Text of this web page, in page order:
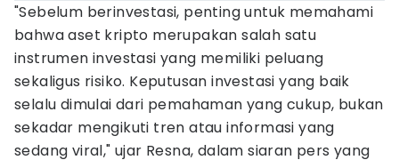
"Sebelum berinvestasi, penting untuk memahami
bahwa aset kripto merupakan salah satu
instrumen investasi yang memiliki peluang
sekaligus risiko. Keputusan investasi yang baik
selalu dimulai dari pemahaman yang cukup, bukan
sekadar mengikuti tren atau informasi yang
sedang viral," ujar Resna, dalam siaran pers yang